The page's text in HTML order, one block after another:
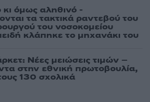
κι όμως αληθινό -
τα τακτικά ραντεβού του
του νοσοκομείου
κλάπηκε το μηχανάκι του
Νέες μειώσεις τιμών –
στην εθνική πρωτοβουλία,
130 σχολικά